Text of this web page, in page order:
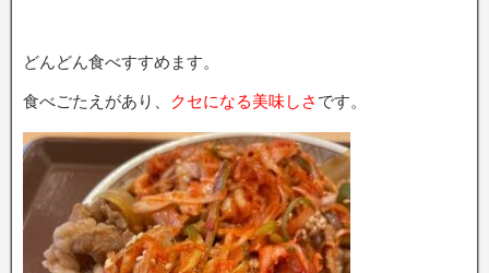
どんどん食べすすめます。
食べごたえがあり、 クセになる美味しさ です。